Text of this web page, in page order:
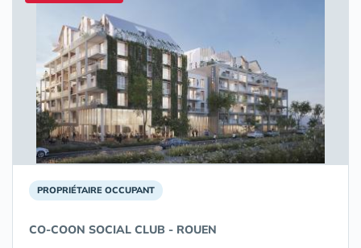
PROPRIÉTAIRE OCCUPANT
CO-COON SOCIAL CLUB - ROUEN